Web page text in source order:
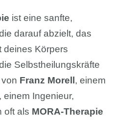
ist eine sanfte,
darauf abzielt, das
deines Körpers
Selbstheilungskräfte
Franz Morell , einem
, einem Ingenieur,
oft als MORA-Therapie